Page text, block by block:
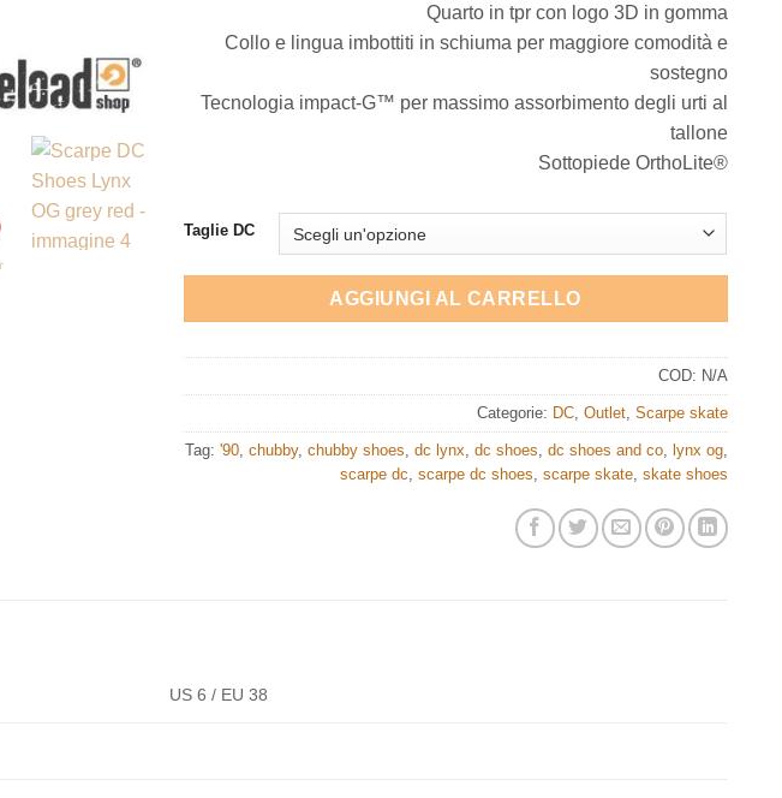
Quarto in tpr con logo 3D in gomma
Collo e lingua imbottiti in schiuma per maggiore comodità e
sostegno
Tecnologia impact-G™ per massimo assorbimento degli urti al
tallone
Sottopiede OrthoLite®
Taglie DC
AGGIUNGI AL CARRELLO
COD: N/A
Categorie: DC, Outlet, Scarpe skate
Tag: '90, chubby, chubby shoes, dc lynx, dc shoes, dc shoes and co, lynx og,
scarpe dc, scarpe dc shoes, scarpe skate, skate shoes
US 6 / EU 38